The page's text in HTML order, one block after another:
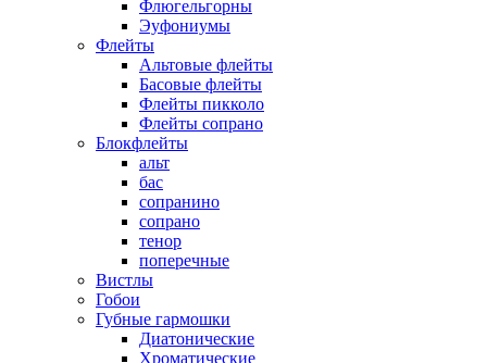
Флюгельгорны
Эуфониумы
Флейты
Альтовые флейты
Басовые флейты
Флейты пикколо
Флейты сопрано
Блокфлейты
альт
бас
сопранино
сопрано
тенор
поперечные
Вистлы
Гобои
Губные гармошки
Диатонические
Хроматические